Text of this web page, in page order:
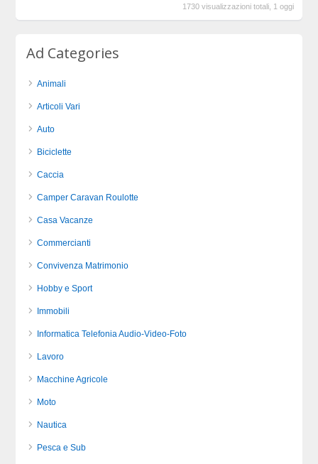
1730 visualizzazioni totali, 1 oggi
Ad Categories
Animali
Articoli Vari
Auto
Biciclette
Caccia
Camper Caravan Roulotte
Casa Vacanze
Commercianti
Convivenza Matrimonio
Hobby e Sport
Immobili
Informatica Telefonia Audio-Video-Foto
Lavoro
Macchine Agricole
Moto
Nautica
Pesca e Sub